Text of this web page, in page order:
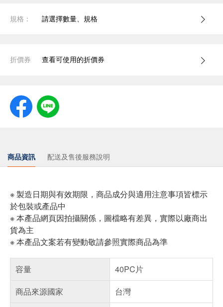
規格： 請選擇數量、規格
折價券 查看可使用的折價券
商品資訊 配送及售後服務說明
※ 製造日期與有效期限，商品成分與適用注意事項皆標示
於包裝或產品中
※ 本產品網頁因拍攝關係，圖檔略有差異，實際以廠商出
貨為主
※ 本產品文案若有變動敬請參照實際商品為準
容量
40PC片
商品來源國家
台灣